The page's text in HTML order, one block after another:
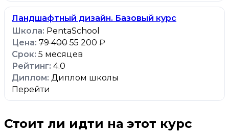
Ландшафтный дизайн. Базовый курс
PentaSchool
79 400 55 200 ₽
5 месяцев
4.0
Диплом школы
Перейти
Стоит ли идти на этот курс